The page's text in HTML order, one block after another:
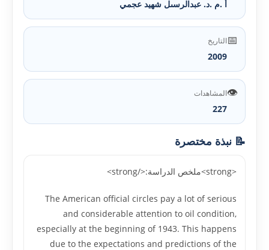
أ .م .د. عبدالرسىل شهيد عجمي
📅التاريخ
2009
👁️المشاهدات
227
📝 نبذة مختصرة
<strong>ملخص الدراسة:</strong>
The American official circles pay a lot of serious
and considerable attention to oil condition,
especially at the beginning of 1943. This happens
due to the expectations and predictions of the